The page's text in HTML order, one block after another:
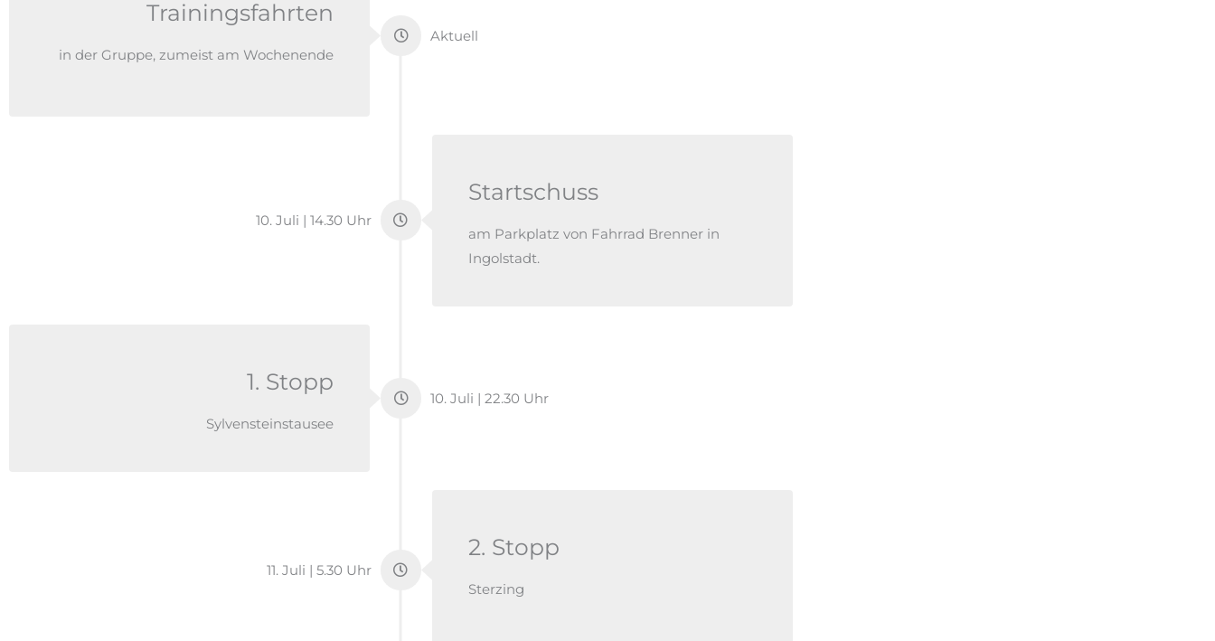
Trainingsfahrten
in der Gruppe, zumeist am Wochenende
Aktuell
Startschuss
am Parkplatz von Fahrrad Brenner in
Ingolstadt.
10. Juli | 14.30 Uhr
1. Stopp
Sylvensteinstausee
10. Juli | 22.30 Uhr
2. Stopp
Sterzing
11. Juli | 5.30 Uhr